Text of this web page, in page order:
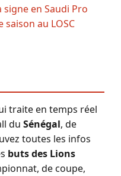
en Saudi Pro
saison au LOSC
traite en temps réel
du Sénégal, de
toutes les infos
buts des Lions
de coupe,